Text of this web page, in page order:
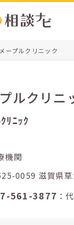
メープルクリニック
ルクリニ
ﾘﾆｯｸ
機関
〒525-
561-3877 ：